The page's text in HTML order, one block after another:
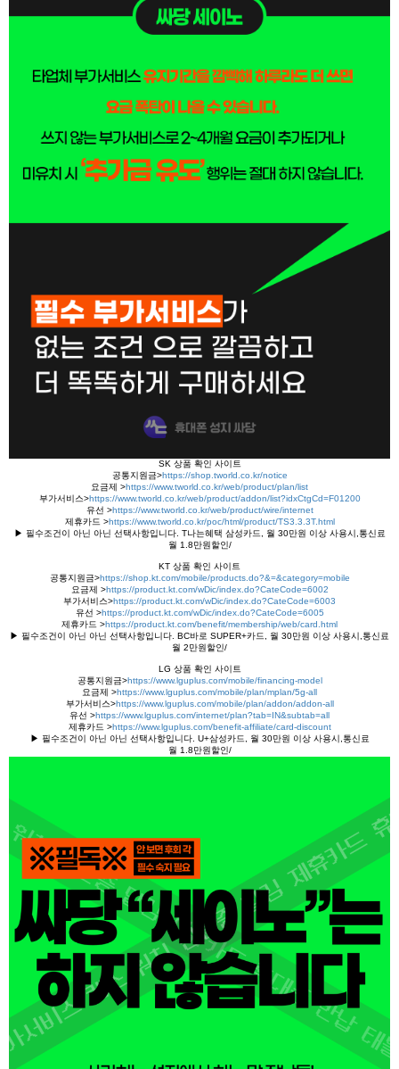
SK 상품 확인 사이트
공통지원금>https://shop.tworld.co.kr/notice
요금제 >https://www.tworld.co.kr/web/product/plan/list
부가서비스>https://www.tworld.co.kr/web/product/addon/list?idxCtgCd=F01200
유선 >https://www.tworld.co.kr/web/product/wire/internet
제휴카드 >https://www.tworld.co.kr/poc/html/product/TS3.3.3T.html
▶ 필수조건이 아닌 아닌 선택사항입니다. T나는혜택 삼성카드, 월 30만원 이상 사용시,통신료
월 1.8만원할인/
KT 상품 확인 사이트
공통지원금>https://shop.kt.com/mobile/products.do?&=&category=mobile
요금제 >https://product.kt.com/wDic/index.do?CateCode=6002
부가서비스>https://product.kt.com/wDic/index.do?CateCode=6003
유선 >https://product.kt.com/wDic/index.do?CateCode=6005
제휴카드 >https://product.kt.com/benefit/membership/web/card.html
▶ 필수조건이 아닌 아닌 선택사항입니다. BC바로 SUPER+카드, 월 30만원 이상 사용시,통신료
월 2만원할인/
LG 상품 확인 사이트
공통지원금>https://www.lguplus.com/mobile/financing-model
요금제 >https://www.lguplus.com/mobile/plan/mplan/5g-all
부가서비스>https://www.lguplus.com/mobile/plan/addon/addon-all
유선 >https://www.lguplus.com/internet/plan?tab=IN&subtab=all
제휴카드 >https://www.lguplus.com/benefit-affiliate/card-discount
▶ 필수조건이 아닌 아닌 선택사항입니다. U+삼성카드, 월 30만원 이상 사용시,통신료
월 1.8만원할인/